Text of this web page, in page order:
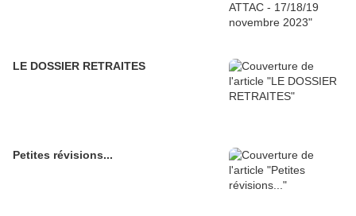
LE DOSSIER RETRAITES
Petites révisions...